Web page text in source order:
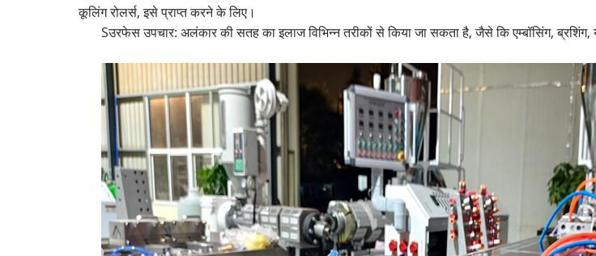
कूलिंग रोलर्स, इसे प्राप्त करने के लिए।
Sउरफेस उपचार: अलंकार की सतह का इलाज विभिन्न तरीकों से किया जा सकता है, जैसे कि एम्बॉसिंग,